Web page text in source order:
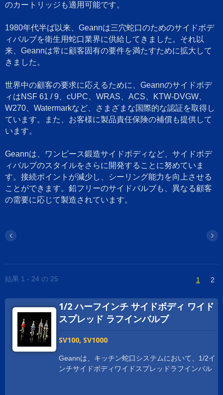
のカートリッジも適用可能です。
1980年代半ば以来、Geannは三穴蛇口のためのサイドボデ
ィバルブを衛生用蛇口業界に供給してきました。それ以
来、Geannは常に顧客固有の要件を満たすために拡大して
きました。
世界中の顧客の要求に応えるために、Geannのサイドボデ
ィはNSF 61 / 9、cUPC、WRAS、ACS、KTW-DVGW、
W270、Watermarkなど、さまざまな国際的な認証を取得し
ています。また、お客様に製品責任保険の補償も提供して
います。
Geannは、ワンピース鍛造サイドボディなど、サイドボデ
ィバルブのスタイルをさらに開発することに努めていま
す。接続ポイントが減少し、シーリング能力を向上させる
ことができます。鉛フリーのサイドバルブも、異なる顧客
の需要に応じて製造されています。
結果 1 - 24 の 25 1 2
1/2 ハーフインチ サイドボディ ワイド
スプレッド ラフインバルブ
SV100, SV1000
Geannは、キッチン蛇口システムにおいて、1/2イ
ンチサイドボディワイドスプレッドラフインバル